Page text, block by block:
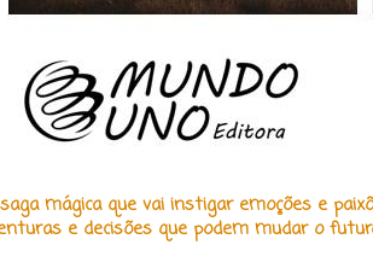
mágica que vai instigar emoções e
e decisões que podem mudar o